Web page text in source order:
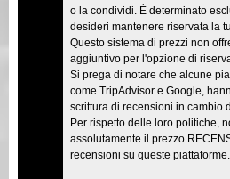
o la condividi. È determinato
desideri mantenere riservata la
Questo sistema di prezzi non
aggiuntivo per l'opzione di
Si prega di notare che alcune
come TripAdvisor e Google,
scrittura di recensioni in cambio
Per rispetto delle loro politiche,
assolutamente il prezzo
recensioni su queste piattaforme.